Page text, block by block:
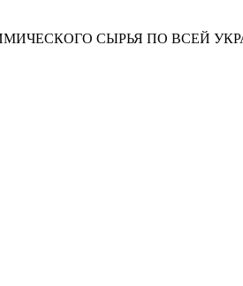
СЫРЬЯ ПО ВСЕЙ